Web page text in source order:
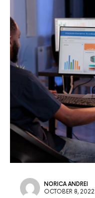
NORICA ANDREI
OCTOBER 8, 2022